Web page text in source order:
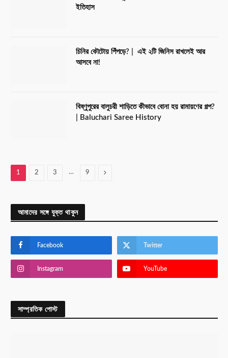
ইতিহাস
চিনির কৌটোয় পিঁপড়ে? | এই ২টি জিনিস রাখলেই আর
আসবে না!
বিষ্ণুপুরের বালুচরী শাড়িতে কীভাবে বোনা হয় রামায়ণের গল্প?
| Baluchari Saree History
1 2 3 … 9 Next
আমাদের সঙ্গে যুক্ত থাকুন
Facebook Twitter
Instagram YouTube
সাম্প্রতিক পোস্ট